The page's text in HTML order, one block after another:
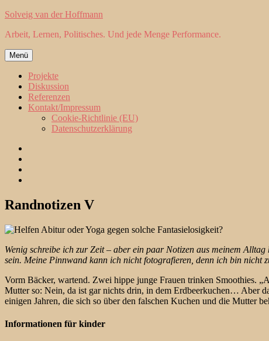
Zum
springen
Solveig van der Hoffmann
Arbeit, Lernen, Politisches. Und jede Menge Performance.
Menü
Projekte
Diskussion
Referenzen
Kontakt/Impressum
Cookie-Richtlinie (EU)
Datenschutzerklärung
Randnotizen V
Wenig schreibe ich zur Zeit – aber ein paar Notizen aus meinem
sein. Meine Pinnwand kann ich nicht fotografieren, denn ich bin nicht
Vorm Bäcker, wartend. Zwei hippe junge Frauen trinken Smoothies.
Mutter so: Nein, da ist gar nichts drin, in dem Erdbeerkuchen… Aber
einigen Jahren, die sich so über den falschen Kuchen und die Mutter
Informationen für kinder